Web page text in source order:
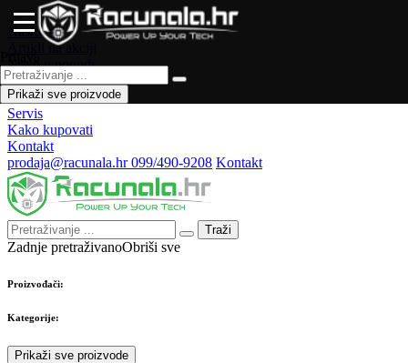
Naslovna
Artikli na akciji
Novo u ponudi
Česta pitanja
Forum
Servis
Kako kupovati
Kontakt
prodaja@racunala.hr099/490-9208 Kontakt
Traži
Zadnje pretraživanoObriši sve
Proizvođači:
Kategorije:
Prikaži sve proizvode
Prikaži sve proizvode